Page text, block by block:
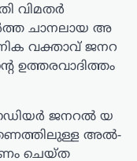
വിമതർ
ചാ​ന​ലാ​യ അ​
വ​ക്താ​വ് ജ​ന​റ​
ഉ​ത്ത​ര​വാ​ദി​ത്തം
ജ​ന​റ​ൽ യ​
അൽ-
ചെയ്ത